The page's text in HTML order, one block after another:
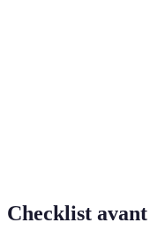
Checklist